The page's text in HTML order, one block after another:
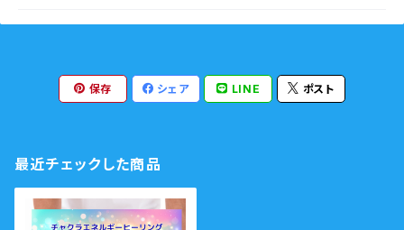
保存 シェア LINE ポスト
最近チェックした商品